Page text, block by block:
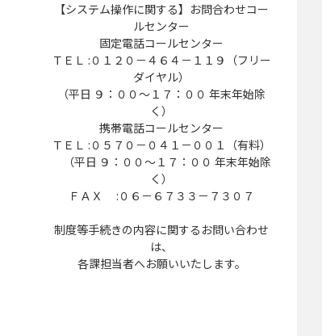
【システム操作に関する】お問合わせコー
ルセンター
固定電話コールセンター
ＴＥＬ :０１２０－４６４－１１９（フリー
ダイヤル）
（平日 ９：００～１７：００ 年末年始除
く）
携帯電話コールセンター
ＴＥＬ :０５７０－０４１－００１（有料）
（平日 ９：００～１７：００ 年末年始除
く）
ＦＡＸ :０６－６７３３－７３０７
制度等手続きの内容に関するお問い合わせ
は、
各課担当者へお願いいたします。